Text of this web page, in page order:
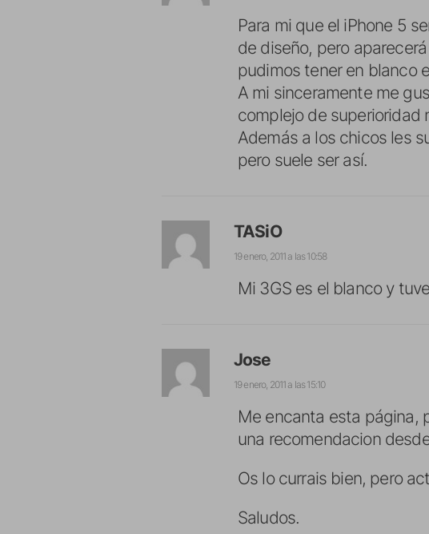
Para mi que el iPhone 5
de diseño, pero
pudimos tener en blanco
A mi sinceramente me
complejo de superioridad
Además a los chicos les
pero suele ser así.
TASiO
19 enero, 2011 a las 10:58
Mi 3GS es el blanco y
Jose
19 enero, 2011 a las 15:10
Me encanta esta página,
una recomendacion
Os lo currais bien, pero
Saludos.